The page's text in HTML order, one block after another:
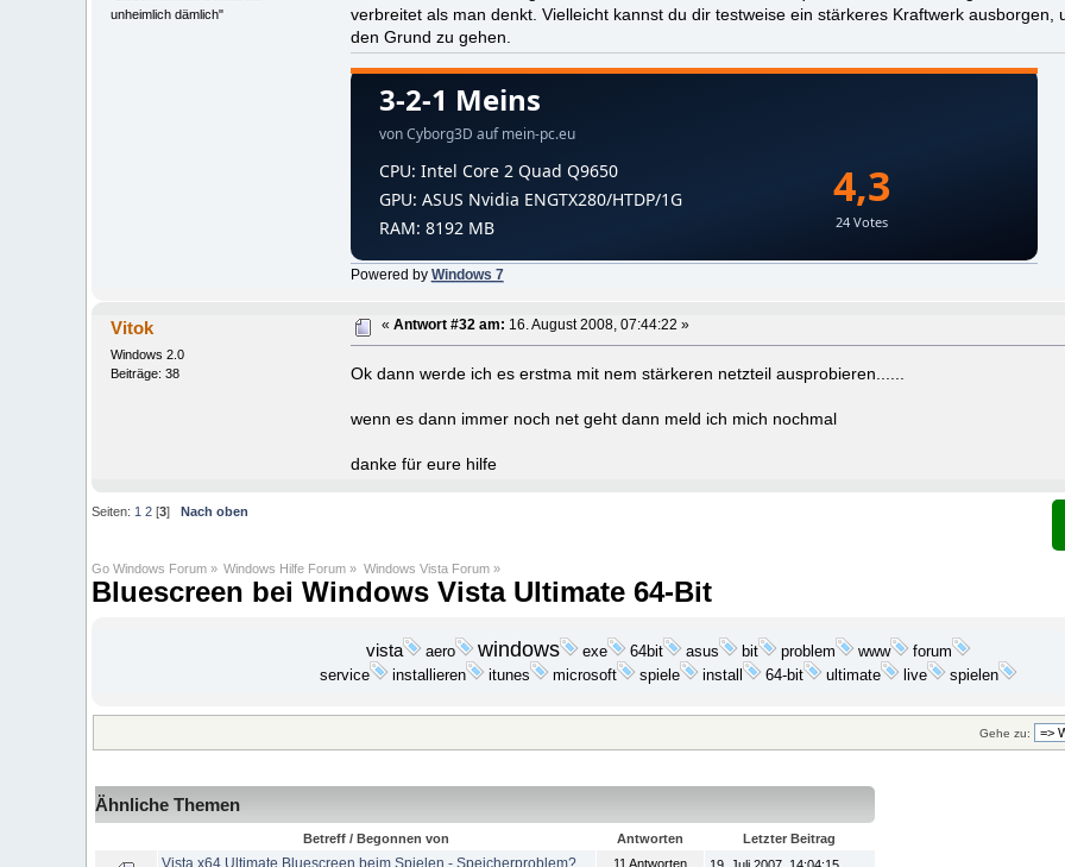
unheimlich dämlich"
verbreitet als man denkt. Vielleicht kannst du dir testweise ein stärkeres Kraftwerk ausborgen,
den Grund zu gehen.
Powered by Windows 7
Vitok
Windows 2.0
Beiträge: 38
«Antwort #32 am: 16. August 2008, 07:44:22 »
Ok dann werde ich es erstma mit nem stärkeren netzteil ausprobieren......
wenn es dann immer noch net geht dann meld ich mich nochmal
danke für eure hilfe
Seiten: 1 2 [3] Nach oben
Go Windows Forum » Windows Hilfe Forum » Windows Vista Forum»
Bluescreen bei Windows Vista Ultimate 64-Bit
vista aero windows exe 64bit asus bit problem www
forum
service
installieren itunes microsoft spiele install 64-bit ultimate live spielen
Gehe zu:
Ähnliche Themen
Betreff / Begonnen von Antworten Letzter Beitrag
Vista x64 Ultimate Bluescreen beim Spielen - Speicherproblem? 11 Antworten